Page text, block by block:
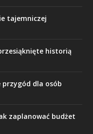
tajemniczej
historią
dla osób
zaplanować budżet